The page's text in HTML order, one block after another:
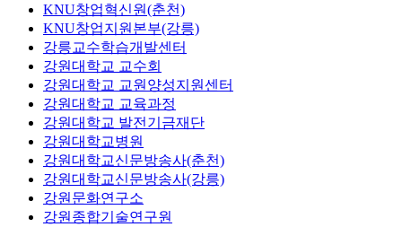
KNU창업혁신원(춘천)
KNU창업지원본부(강릉)
강릉교수학습개발센터
강원대학교 교수회
강원대학교 교원양성지원센터
강원대학교 교육과정
강원대학교 발전기금재단
강원대학교병원
강원대학교신문방송사(춘천)
강원대학교신문방송사(강릉)
강원문화연구소
강원종합기술연구원